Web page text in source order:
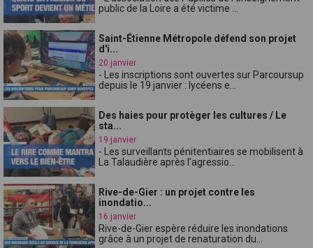
public de la Loire a été victime ...
Saint-Étienne Métropole défend son projet
d'i...
20 janvier
- Les inscriptions sont ouvertes sur Parcoursup
depuis le 19 janvier : lycéens e...
Des haies pour protèger les cultures / Le
sta...
19 janvier
- Les surveillants pénitentiaires se mobilisent à
La Talaudière après l'agressio...
Rive-de-Gier : un projet contre les
inondatio...
16 janvier
Rive-de-Gier espère réduire les inondations
grâce à un projet de renaturation du...